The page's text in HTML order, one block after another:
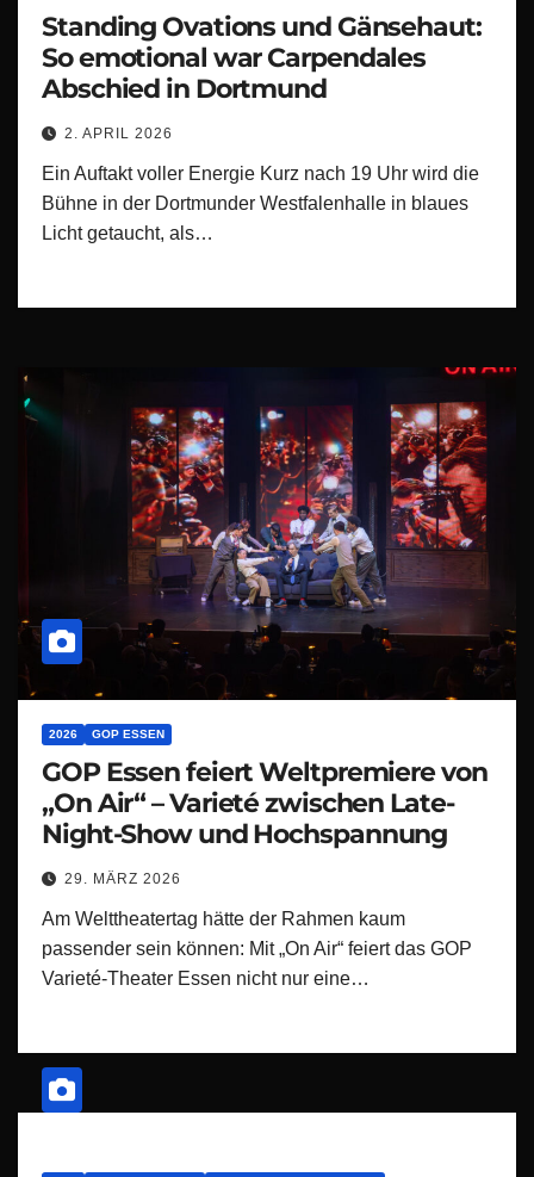
Standing Ovations und Gänsehaut:
So emotional war Carpendales
Abschied in Dortmund
2. APRIL 2026
Ein Auftakt voller Energie Kurz nach 19 Uhr wird die
Bühne in der Dortmunder Westfalenhalle in blaues
Licht getaucht, als…
2026 GOP ESSEN
GOP Essen feiert Weltpremiere von
„On Air“ – Varieté zwischen Late-
Night-Show und Hochspannung
29. MÄRZ 2026
Am Welttheatertag hätte der Rahmen kaum
passender sein können: Mit „On Air“ feiert das GOP
Varieté-Theater Essen nicht nur eine…